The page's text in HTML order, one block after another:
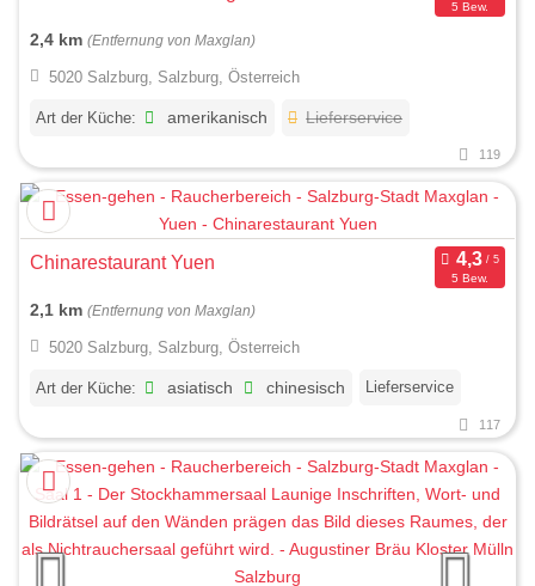
5 Bew.
2,4 km (Entfernung von Maxglan)
5020 Salzburg, Salzburg, Österreich
Art der Küche: amerikanisch Lieferservice
119
Chinarestaurant Yuen
5 Bew.
2,1 km (Entfernung von Maxglan)
5020 Salzburg, Salzburg, Österreich
Art der Küche: asiatisch chinesisch Lieferservice
117